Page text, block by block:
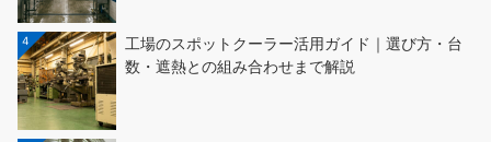
4
工場のスポットクーラー活用ガイド｜選び方・台
数・遮熱との組み合わせまで解説